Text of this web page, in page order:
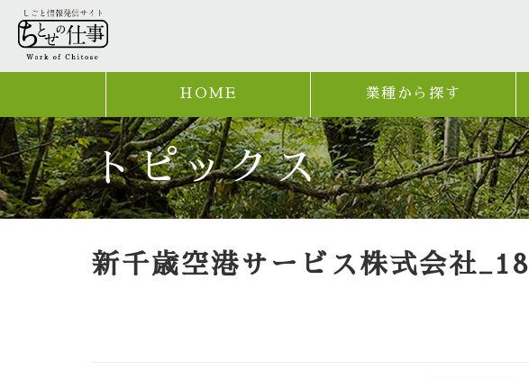
HOME 業種から探す
トピックス
新千歳空港サービス株式会社_18